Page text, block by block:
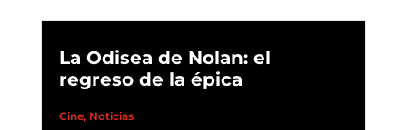
La Odisea de Nolan: el
regreso de la épica
Cine, Noticias